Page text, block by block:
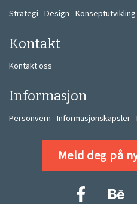
Strategi Design Konseptutvikling
Kontakt
Kontakt oss
Informasjon
Personvern Informasjonskapsler
Meld deg på